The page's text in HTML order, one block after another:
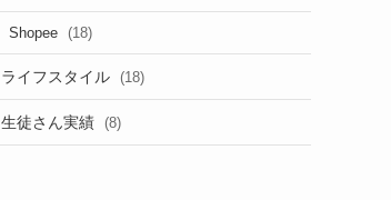
Shopee (18)
ライフスタイル (18)
生徒さん実績 (8)